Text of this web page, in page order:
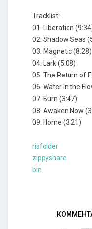
Tracklist:
01. Liberation
02. Shadow Seas
03. Magnetic (8:28)
04. Lark (5:08)
05. The Return of
06. Water in the
07. Burn (3:47)
08. Awaken Now
09. Home (3:21)
risfolder
zippyshare
bin